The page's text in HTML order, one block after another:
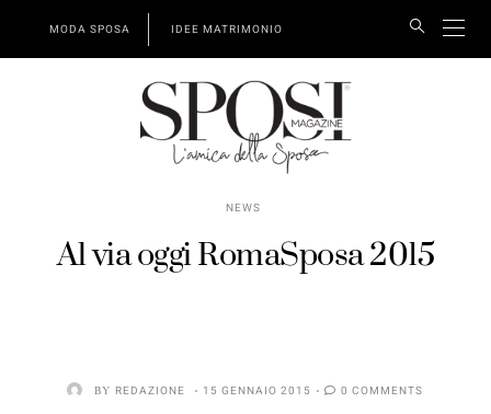
MODA SPOSA IDEE MATRIMONIO
NEWS
Al via oggi RomaSposa 2015
BY REDAZIONE 15 GENNAIO 2015 0 COMMENTS